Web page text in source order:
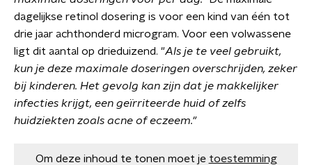
dagelijkse retinol dosering is voor een kind van één tot
drie jaar achthonderd microgram. Voor een volwassene
ligt dit aantal op drieduizend. "Als je te veel gebruikt,
kun je deze maximale doseringen overschrijden, zeker
bij kinderen. Het gevolg kan zijn dat je makkelijker
infecties krijgt, een geïrriteerde huid of zelfs
huidziekten zoals acne of eczeem."
Om deze inhoud te tonen moet je toestemming